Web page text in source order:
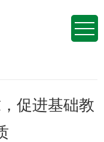
促进基础教